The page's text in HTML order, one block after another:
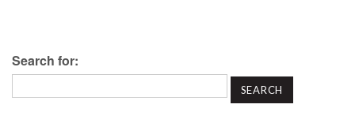
Search for: